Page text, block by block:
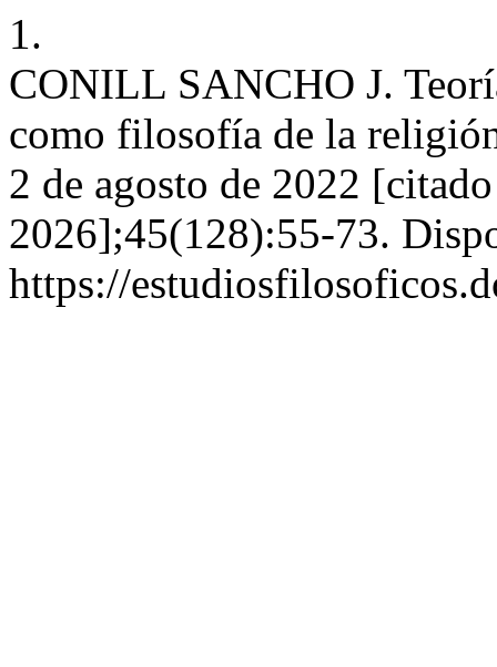
1.
CONILL SANCHO J.
como filosofía de la
2 de agosto de 2022
2026];45(128):55-73.
https://